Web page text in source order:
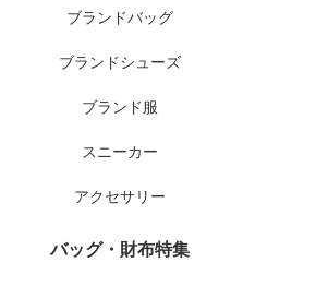
ブランドバッグ
ブランドシューズ
ブランド服
スニーカー
アクセサリー
バッグ・財布特集